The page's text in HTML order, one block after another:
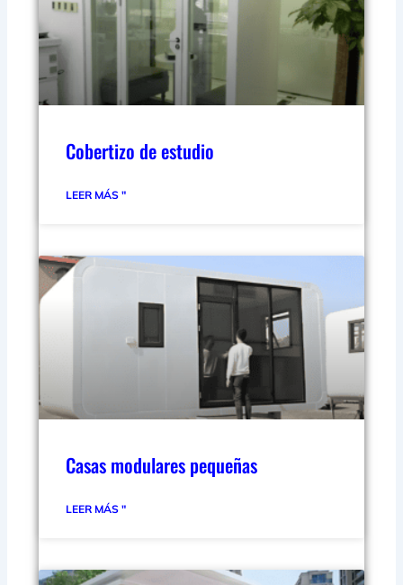
Cobertizo de estudio
LEER MÁS "
Casas modulares pequeñas
LEER MÁS "